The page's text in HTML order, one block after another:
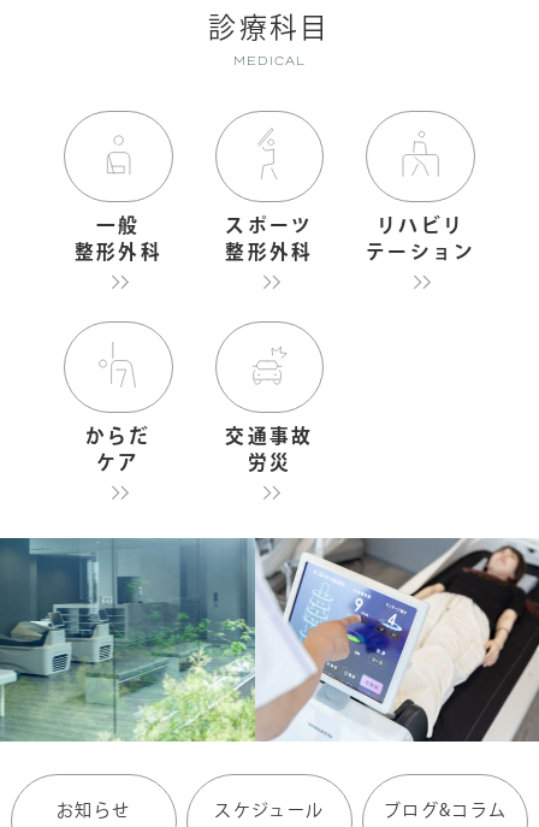
診療科目
MEDICAL
一般
整形外科
スポーツ
整形外科
リハビリ
テーション
からだ
ケア
交通事故
労災
お知らせ スケジュール ブログ&コラム